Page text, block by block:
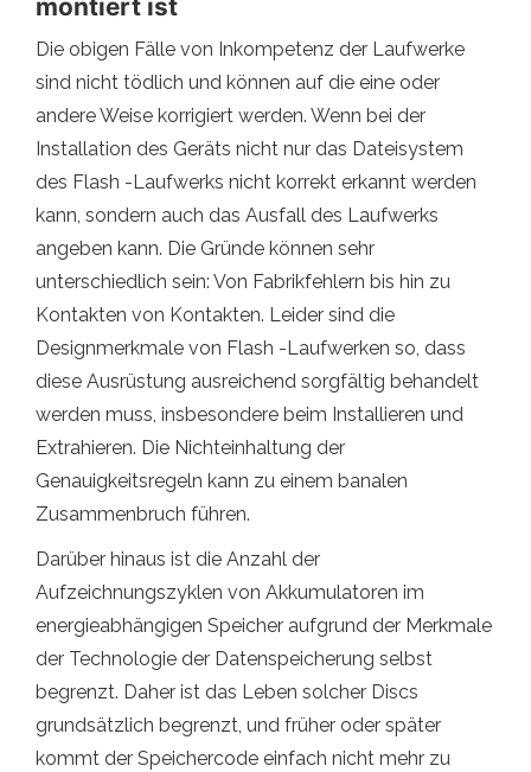
montiert ist
Die obigen Fälle von Inkompetenz der Laufwerke
sind nicht tödlich und können auf die eine oder
andere Weise korrigiert werden. Wenn bei der
Installation des Geräts nicht nur das Dateisystem
des Flash -Laufwerks nicht korrekt erkannt werden
kann, sondern auch das Ausfall des Laufwerks
angeben kann. Die Gründe können sehr
unterschiedlich sein: Von Fabrikfehlern bis hin zu
Kontakten von Kontakten. Leider sind die
Designmerkmale von Flash -Laufwerken so, dass
diese Ausrüstung ausreichend sorgfältig behandelt
werden muss, insbesondere beim Installieren und
Extrahieren. Die Nichteinhaltung der
Genauigkeitsregeln kann zu einem banalen
Zusammenbruch führen.
Darüber hinaus ist die Anzahl der
Aufzeichnungszyklen von Akkumulatoren im
energieabhängigen Speicher aufgrund der Merkmale
der Technologie der Datenspeicherung selbst
begrenzt. Daher ist das Leben solcher Discs
grundsätzlich begrenzt, und früher oder später
kommt der Speichercode einfach nicht mehr zu